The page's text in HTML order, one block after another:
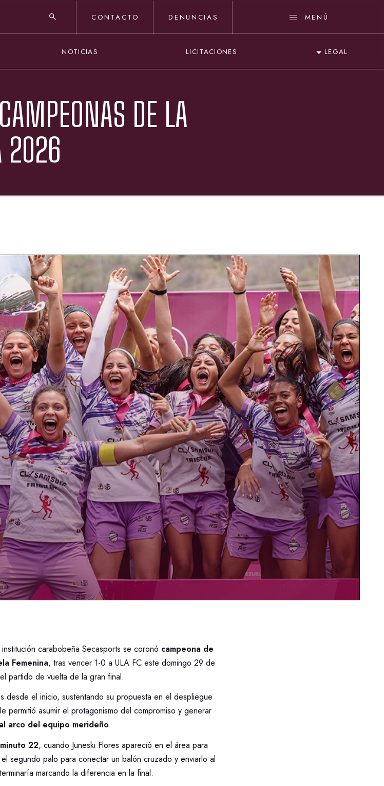
CONTACTO DENUNCIAS MENÚ
NOTICIAS LICITACIONES LEGAL
DE LA
2026
carabobeña Secasports se coronó campeona de
Femenina, tras vencer 1-0 a ULA FC este domingo 29 de
partido de vuelta de la gran final.
desde el inicio, sustentando su propuesta en el despliegue
asumir el protagonismo del compromiso y generar
arco del equipo merideño.
22, cuando Juneski Flores apareció en el área para
segundo palo para conectar un balón cruzado y enviarlo al
marcando la diferencia en la final.